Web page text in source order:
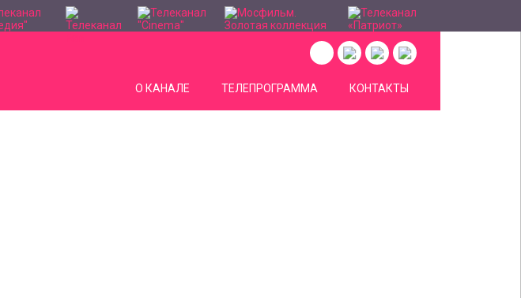
О КАНАЛЕ ТЕЛЕПРОГРАММА КОНТАКТЫ